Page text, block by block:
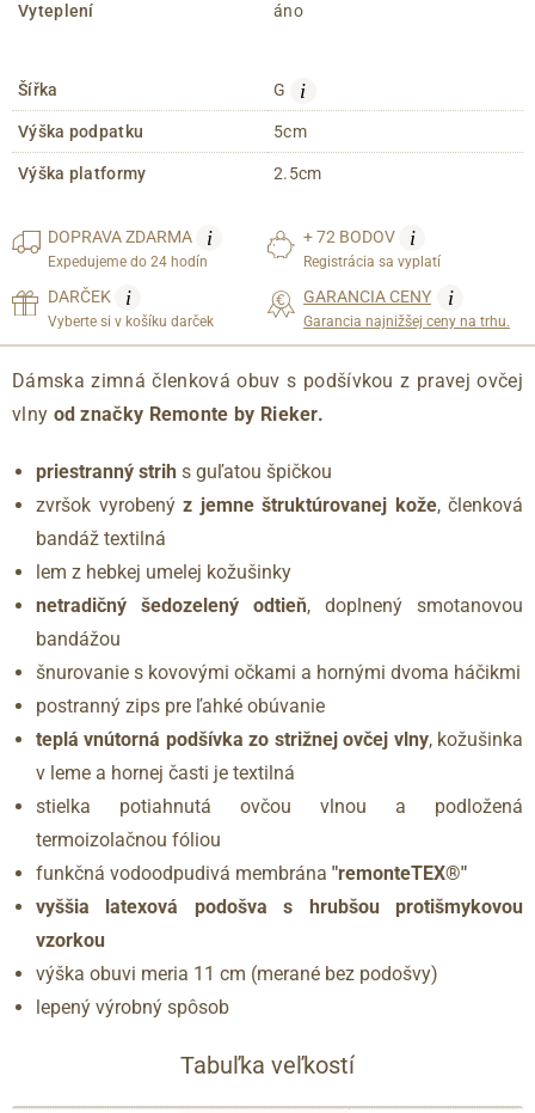
Vyteplení áno
Šířka G i
Výška podpatku 5cm
Výška platformy 2.5cm
DOPRAVAZDARMA i
Expedujeme do 24 hodín
+ 72 BODOV i
Registrácia sa vyplatí
DARČEK i
Vyberte si v košíku darček
GARANCIA CENY i
Garancia najnižšej ceny na trhu.
Dámska zimná členková obuv s podšívkou z pravej ovčej
vlny od značky Remonte by Rieker.
priestranný strih s guľatou špičkou
zvršok vyrobený z jemne štruktúrovanej kože, členková
bandáž textilná
lem z hebkej umelej kožušinky
netradičný šedozelený odtieň, doplnený smotanovou
bandážou
šnurovanie s kovovými očkami a hornými dvoma háčikmi
postranný zips pre ľahké obúvanie
teplá vnútorná podšívka zo strižnej ovčej vlny, kožušinka
v leme a hornej časti je textilná
stielka potiahnutá ovčou vlnou a podložená
termoizolačnou fóliou
funkčná vodoodpudivá membrána "remonteTEX®"
vyššia latexová podošva s hrubšou protišmykovou
vzorkou
výška obuvi meria 11 cm (merané bez podošvy)
lepený výrobný spôsob
Tabuľka veľkostí